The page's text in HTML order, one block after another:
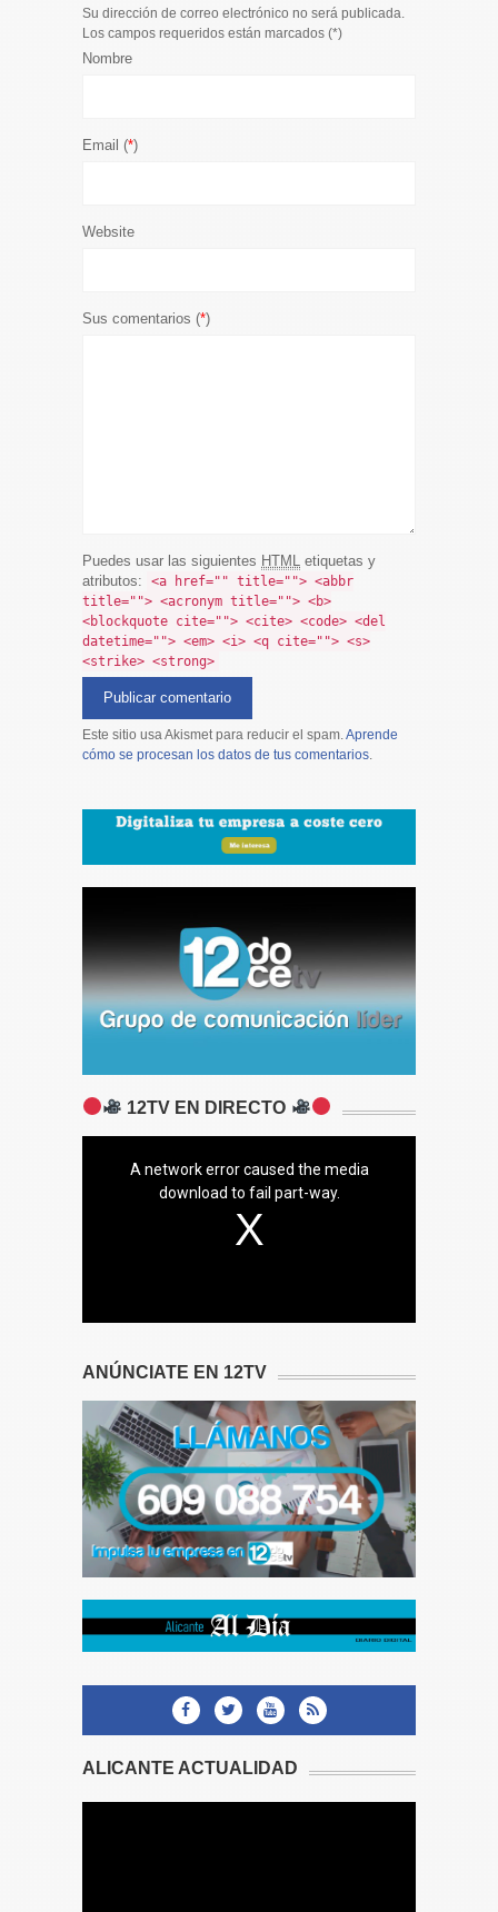
Su dirección de correo electrónico no será publicada.
Los campos requeridos están marcados (*)
Nombre
Email (*)
Website
Sus comentarios (*)
Puedes usar las siguientes HTML
etiquetas y
atributos:
<a href="" title=""> <abbr
title=""> <acronym title=""> <b>
<blockquote cite=""> <cite> <code> <del
datetime=""> <em> <i> <q cite=""> <s>
<strike> <strong>
Este sitio usa Akismet para reducir el spam. Aprende
cómo se procesan los datos de tus comentarios
12TV EN DIRECTO
A network error caused the media
download to fail part-way.
ANÚNCIATE EN 12TV
ALICANTE ACTUALIDAD